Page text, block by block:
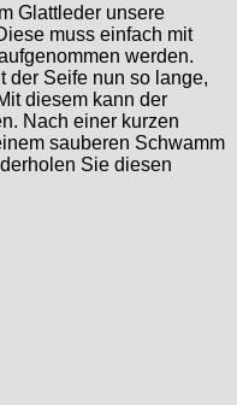
Glattleder unsere
muss einfach mit
werden.
der Seife nun so lange,
diesem kann der
Nach einer kurzen
sauberen Schwamm
Sie diesen